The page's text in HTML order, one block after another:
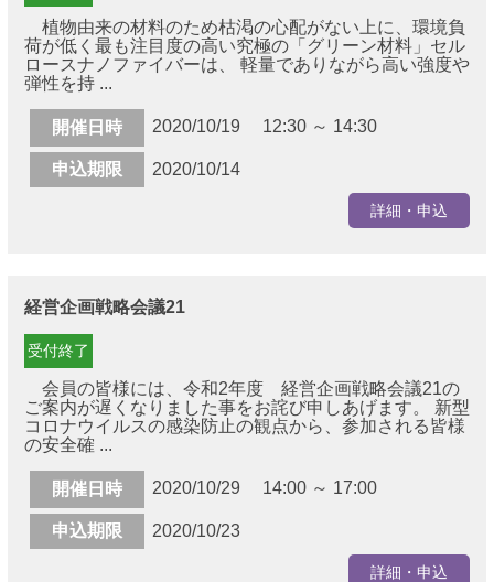
植物由来の材料のため枯渇の心配がない上に、環境負
荷が低く最も注目度の高い究極の「グリーン材料」セル
ロースナノファイバーは、 軽量でありながら高い強度や
弾性を持 ...
開催日時 2020/10/19 12:30 ～ 14:30
申込期限 2020/10/14
詳細・申込
経営企画戦略会議21
受付終了
会員の皆様には、令和2年度 経営企画戦略会議21の
ご案内が遅くなりました事をお詫び申しあげます。 新型
コロナウイルスの感染防止の観点から、参加される皆様
の安全確 ...
開催日時 2020/10/29 14:00 ～ 17:00
申込期限 2020/10/23
詳細・申込